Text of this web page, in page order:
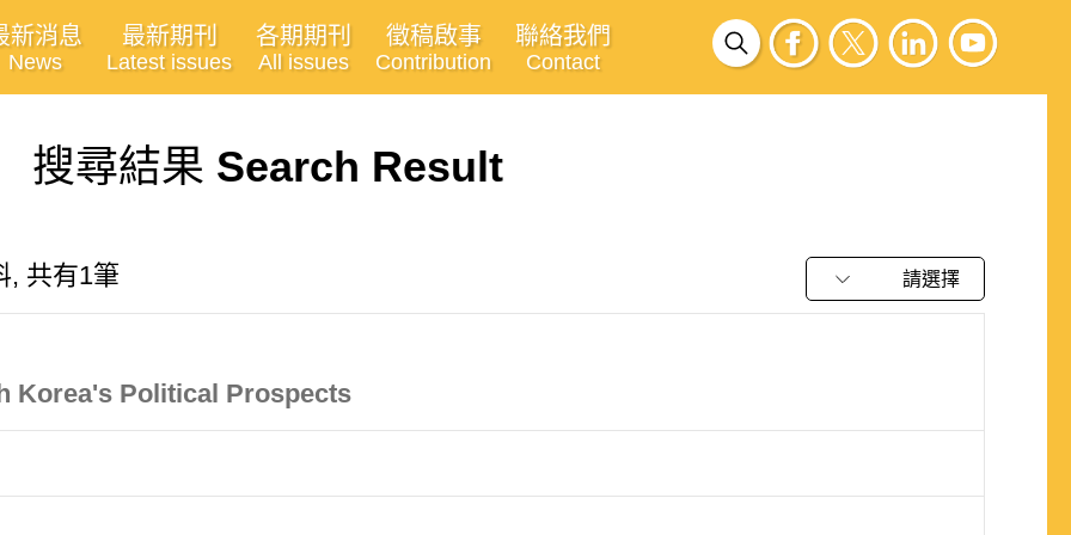
新消息
News
最新期刊
Latest issues
各期期刊
All issues
徵稿啟事
Contribution
聯絡我們
Contact
搜尋結果 Search Result
, 共有1筆 請選擇
Korea's Political Prospects